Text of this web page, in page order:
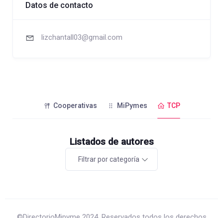
Datos de contacto
lizchantall03@gmail.com
Cooperativas MiPymes TCP
Listados de autores
Filtrar por categoría